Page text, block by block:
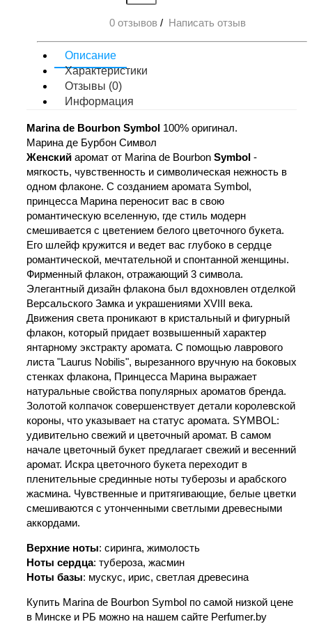
0 отзывов / Написать отзыв
Описание
Характеристики
Отзывы (0)
Информация
Marina de Bourbon Symbol 100% оригинал.
Марина де Бурбон Символ
Женский аромат от Marina de Bourbon Symbol -
мягкость, чувственность и символическая нежность в
одном флаконе. С созданием аромата Symbol,
принцесса Марина переносит вас в свою
романтическую вселенную, где стиль модерн
смешивается с цветением белого цветочного букета.
Его шлейф кружится и ведет вас глубоко в сердце
романтической, мечтательной и спонтанной женщины.
Фирменный флакон, отражающий 3 символа.
Элегантный дизайн флакона был вдохновлен отделкой
Версальского Замка и украшениями XVIII века.
Движения света проникают в кристальный и фигурный
флакон, который придает возвышенный характер
янтарному экстракту аромата. С помощью лаврового
листа "Laurus Nobilis", вырезанного вручную на боковых
стенках флакона, Принцесса Марина выражает
натуральные свойства популярных ароматов бренда.
Золотой колпачок совершенствует детали королевской
короны, что указывает на статус аромата. SYMBOL:
удивительно свежий и цветочный аромат. В самом
начале цветочный букет предлагает свежий и весенний
аромат. Искра цветочного букета переходит в
пленительные срединные ноты туберозы и арабского
жасмина. Чувственные и притягивающие, белые цветки
смешиваются с утонченными светлыми древесными
аккордами.
Верхние ноты: сиринга, жимолость
Ноты сердца: тубероза, жасмин
Ноты базы: мускус, ирис, светлая древесина
Купить Marina de Bourbon Symbol по самой низкой цене
в Минске и РБ можно на нашем сайте Perfumer.by